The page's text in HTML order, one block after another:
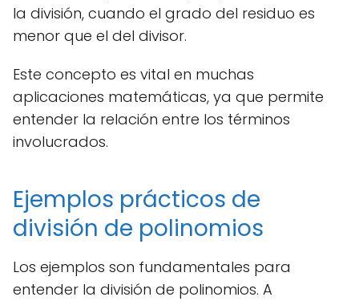
la división, cuando el grado del residuo es
menor que el del divisor.
Este concepto es vital en muchas
aplicaciones matemáticas, ya que permite
entender la relación entre los términos
involucrados.
Ejemplos prácticos de
división de polinomios
Los ejemplos son fundamentales para
entender la división de polinomios. A